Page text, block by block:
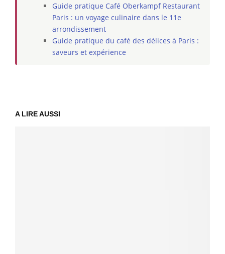
Guide pratique Café Oberkampf Restaurant
Paris : un voyage culinaire dans le 11e
arrondissement
Guide pratique du café des délices à Paris :
saveurs et expérience
A LIRE AUSSI